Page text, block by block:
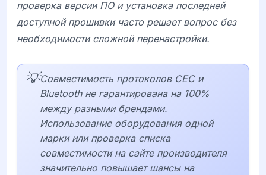
проверка версии ПО и установка последней
доступной прошивки часто решает вопрос без
необходимости сложной перенастройки.
💡Совместимость протоколов CEC и
Bluetooth не гарантирована на 100%
между разными брендами.
Использование оборудования одной
марки или проверка списка
совместимости на сайте производителя
значительно повышает шансы на